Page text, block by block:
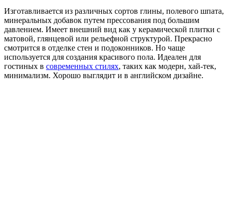
Изготавливается из различных сортов глины, полевого шпата,
минеральных добавок путем прессования под большим
давлением. Имеет внешний вид как у керамической плитки с
матовой, глянцевой или рельефной структурой. Прекрасно
смотрится в отделке стен и подоконников. Но чаще
используется для создания красивого пола. Идеален для
гостиных в современных стилях, таких как модерн, хай-тек,
минимализм. Хорошо выглядит и в английском дизайне.